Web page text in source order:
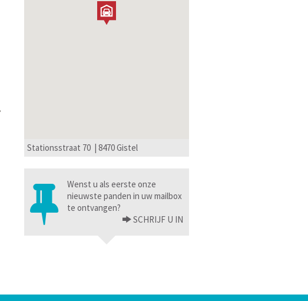
Stationsstraat 70 | 8470 Gistel
Wenst u als eerste onze
nieuwste panden in uw mailbox
te ontvangen?
SCHRIJF U IN